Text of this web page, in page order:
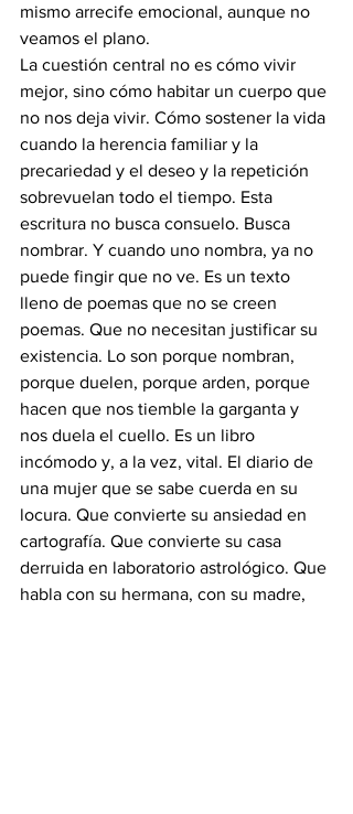
mismo arrecife emocional, aunque no
veamos el plano.
La cuestión central no es cómo vivir
mejor, sino cómo habitar un cuerpo que
no nos deja vivir. Cómo sostener la vida
cuando la herencia familiar y la
precariedad y el deseo y la repetición
sobrevuelan todo el tiempo. Esta
escritura no busca consuelo. Busca
nombrar. Y cuando uno nombra, ya no
puede fingir que no ve. Es un texto
lleno de poemas que no se creen
poemas. Que no necesitan justificar su
existencia. Lo son porque nombran,
porque duelen, porque arden, porque
hacen que nos tiemble la garganta y
nos duela el cuello. Es un libro
incómodo y, a la vez, vital. El diario de
una mujer que se sabe cuerda en su
locura. Que convierte su ansiedad en
cartografía. Que convierte su casa
derruida en laboratorio astrológico. Que
habla con su hermana, con su madre,